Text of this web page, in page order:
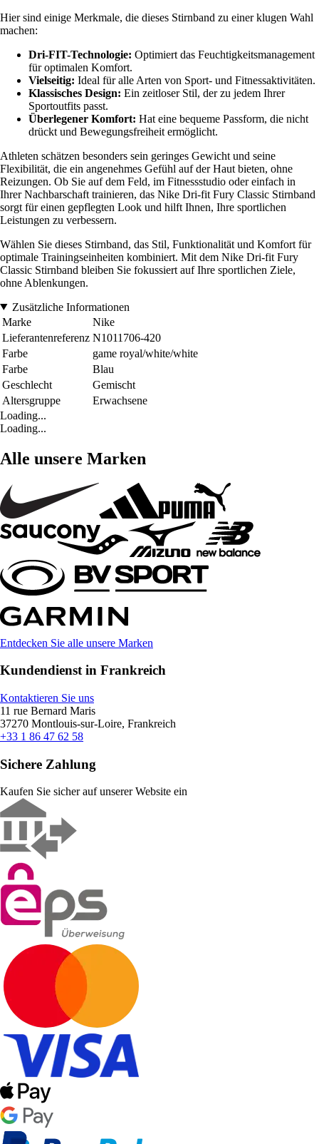
Hier sind einige Merkmale, die dieses Stirnband zu einer klugen Wahl
machen:
Dri-FIT-Technologie: Optimiert das Feuchtigkeitsmanagement
für optimalen Komfort.
Vielseitig: Ideal für alle Arten von Sport- und Fitnessaktivitäten.
Klassisches Design: Ein zeitloser Stil, der zu jedem Ihrer
Sportoutfits passt.
Überlegener Komfort: Hat eine bequeme Passform, die nicht
drückt und Bewegungsfreiheit ermöglicht.
Athleten schätzen besonders sein geringes Gewicht und seine
Flexibilität, die ein angenehmes Gefühl auf der Haut bieten, ohne
Reizungen. Ob Sie auf dem Feld, im Fitnessstudio oder einfach in
Ihrer Nachbarschaft trainieren, das Nike Dri-fit Fury Classic Stirnband
sorgt für einen gepflegten Look und hilft Ihnen, Ihre sportlichen
Leistungen zu verbessern.
Wählen Sie dieses Stirnband, das Stil, Funktionalität und Komfort für
optimale Trainingseinheiten kombiniert. Mit dem Nike Dri-fit Fury
Classic Stirnband bleiben Sie fokussiert auf Ihre sportlichen Ziele,
ohne Ablenkungen.
Zusätzliche Informationen
Marke
Nike
Lieferantenreferenz N1011706-420
Farbe
game royal/white/white
Farbe
Blau
Geschlecht
Gemischt
Altersgruppe
Erwachsene
Loading...
Loading...
Alle unsere Marken
Entdecken Sie alle unsere Marken
Kundendienst in Frankreich
Kontaktieren Sie uns
11 rue Bernard Maris
37270 Montlouis-sur-Loire, Frankreich
+33 1 86 47 62 58
Sichere Zahlung
Kaufen Sie sicher auf unserer Website ein